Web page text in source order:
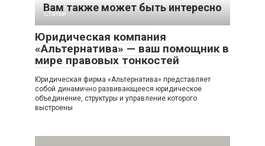
Вам также может быть интересно
Статьи
Юридическая компания
«Альтернатива» — ваш помощник в
мире правовых тонкостей
Юридическая фирма «Альтернатива» представляет
собой динамично развивающееся юридическое
объединение, структуры и управление которого
выстроены